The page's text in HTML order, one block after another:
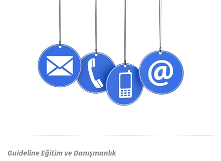
Guideline Eğitim ve Danışmanlık